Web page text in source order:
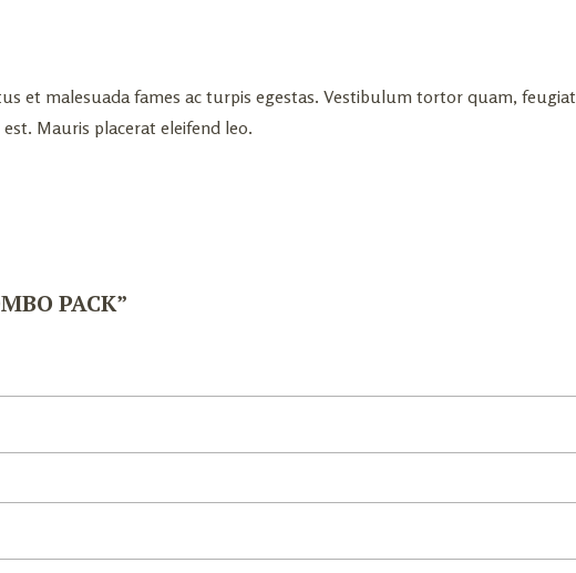
et malesuada fames ac turpis egestas. Vestibulum tortor quam,
Mauris placerat eleifend leo.
PACK”